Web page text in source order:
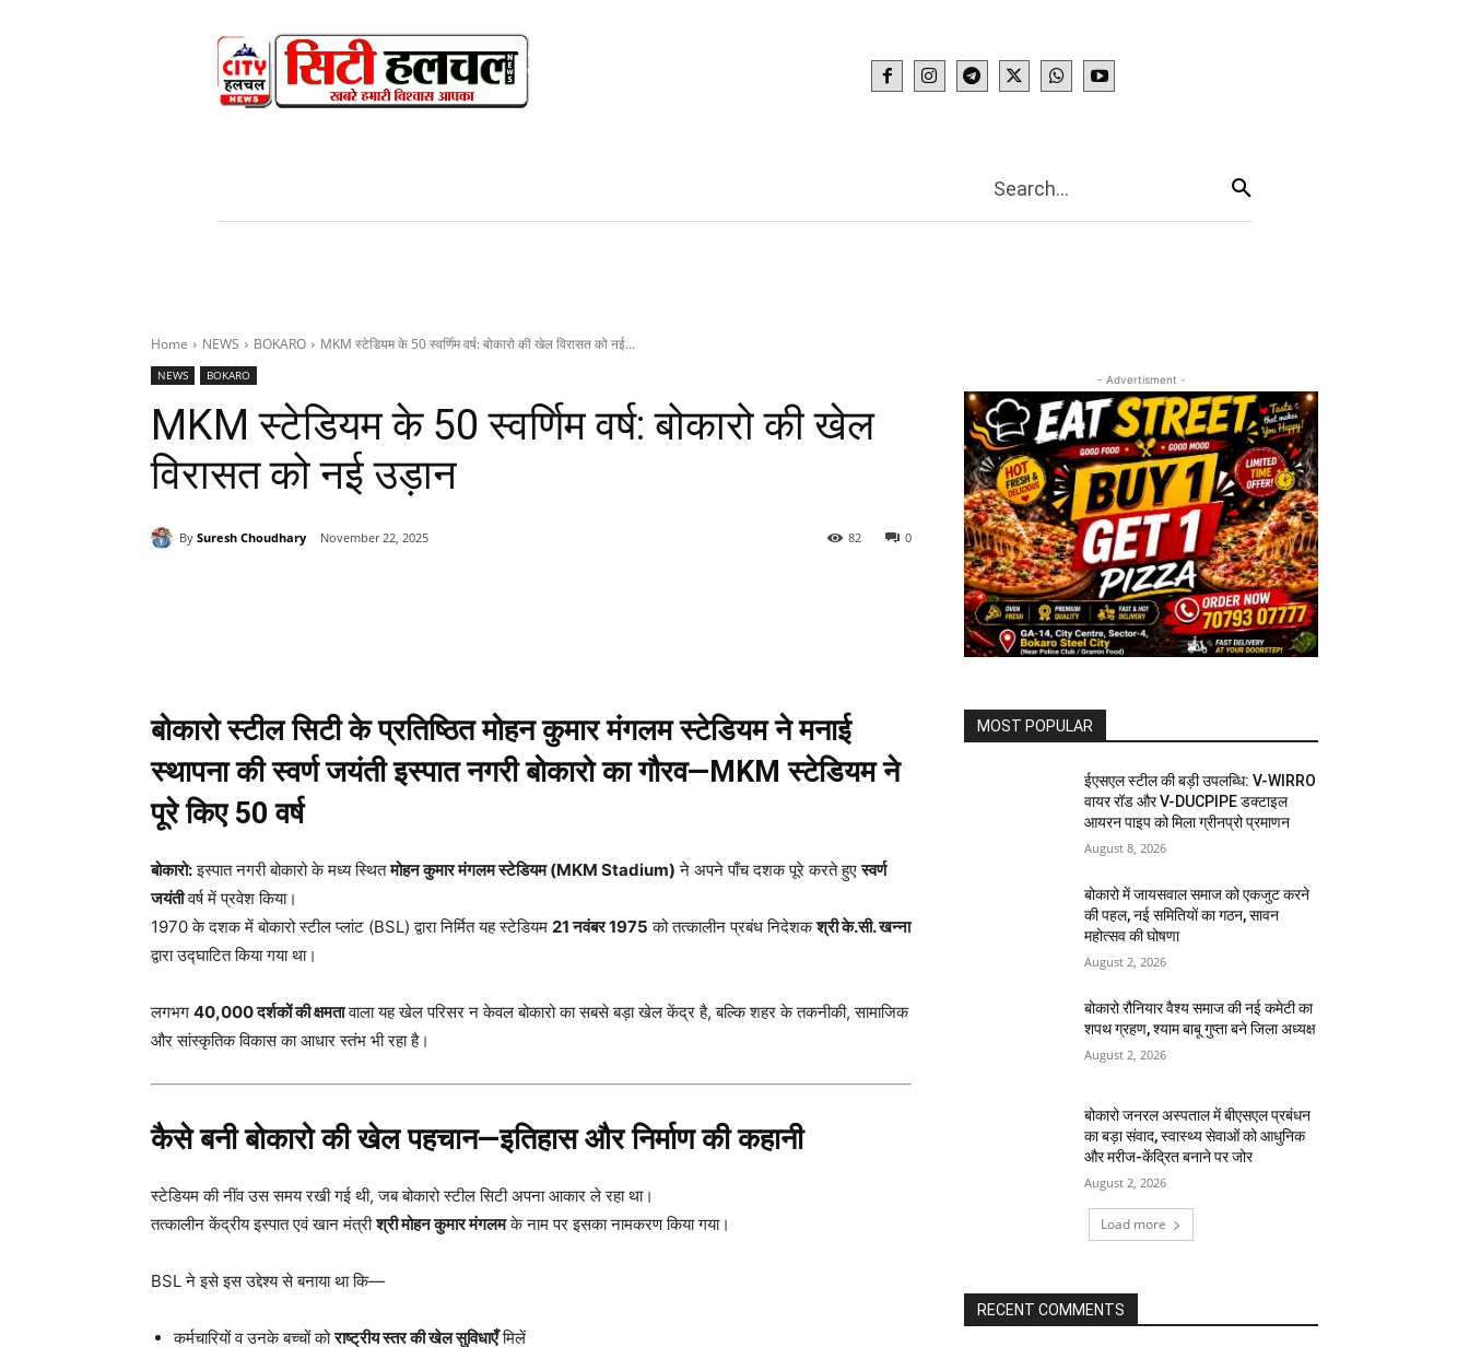
WEB STORIES More
Search...
Home NEWS BOKARO MKM स्टेडियम के 50 स्वर्णिम वर्ष: बोकारो की खेल विरासत को नई...
NEWS BOKARO
MKM स्टेडियम के 50 स्वर्णिम वर्ष: बोकारो की खेल
विरासत को नई उड़ान
By Suresh Choudhary November 22, 2025 0
82
बोकारो स्टील सिटी के प्रतिष्ठित मोहन कुमार मंगलम स्टेडियम ने मनाई
स्थापना की स्वर्ण जयंती इस्पात नगरी बोकारो का गौरव—MKM स्टेडियम ने
पूरे किए 50 वर्ष
बोकारो:इस्पात नगरी बोकारो के मध्य स्थितमोहन कुमार मंगलम स्टेडियम (MKM Stadium) ने अपने पाँच दशक पूरे करते हुएस्वर्ण
जयंतीवर्ष में प्रवेश किया।
1970 के दशक में बोकारो स्टील प्लांट (BSL) द्वारा निर्मित यह स्टेडियम 21 नवंबर 1975 को तत्कालीन प्रबंध निदेशकश्री के.सी. खन्ना
द्वारा उद्घाटित किया गया था।
लगभग 40,000 दर्शकों की क्षमतावाला यह खेल परिसर न केवल बोकारो का सबसे बड़ा खेल केंद्र है, बल्कि शहर के तकनीकी, सामाजिक
और सांस्कृतिक विकास का आधार स्तंभ भी रहा है।
कैसे बनी बोकारो की खेल पहचान—इतिहास और निर्माण की कहानी
स्टेडियम की नींव उस समय रखी गई थी, जब बोकारो स्टील सिटी अपना आकार ले रहा था।
तत्कालीन केंद्रीय इस्पात एवं खान मंत्रीश्री मोहन कुमार मंगलमके नाम पर इसका नामकरण किया गया।
BSL ने इसे इस उद्देश्य से बनाया था कि—
कर्मचारियों व उनके बच्चों कोराष्ट्रीय स्तर की खेल सुविधाएँमिलें
- Advertisment -
MOST POPULAR
ईएसएल स्टील की बड़ी उपलब्धि: V-WIRRO
वायर रॉड और V-DUCPIPE डक्टाइल
आयरन पाइप को मिला ग्रीनप्रो प्रमाणन
August 8, 2026
बोकारो में जायसवाल समाज को एकजुट करने
की पहल, नई समितियों का गठन, सावन
महोत्सव की घोषणा
August 2, 2026
बोकारो रौनियार वैश्य समाज की नई कमेटी का
शपथ ग्रहण, श्याम बाबू गुप्ता बने जिला अध्यक्ष
August 2, 2026
बोकारो जनरल अस्पताल में बीएसएल प्रबंधन
का बड़ा संवाद, स्वास्थ्य सेवाओं को आधुनिक
और मरीज-केंद्रित बनाने पर जोर
August 2, 2026
Load more
RECENT COMMENTS